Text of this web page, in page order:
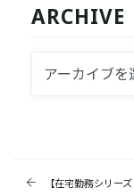
ARCHIVE
【在宅勤務シリーズ